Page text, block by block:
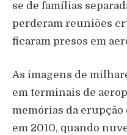
se de famílias
perderam reuniões
ficaram presos em
As imagens de
em terminais de
memórias da
em 2010, quando